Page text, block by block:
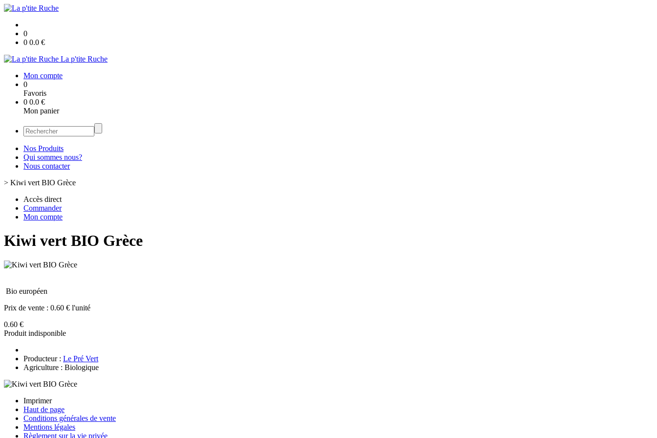
0
0 0.0 €
La p'tite Ruche
Mon compte
0
Favoris
0 0.0 €
Mon panier
Nos Produits
Qui sommes nous?
Nous contacter
> Kiwi vert BIO Grèce
Accès direct
Commander
Mon compte
Kiwi vert BIO Grèce
Bio européen
Prix de vente : 0.60 € l'unité
0.60 €
Produit indisponible
Producteur : Le Pré Vert
Agriculture : Biologique
Imprimer
Haut de page
Conditions générales de vente
Mentions légales
Règlement sur la vie privée